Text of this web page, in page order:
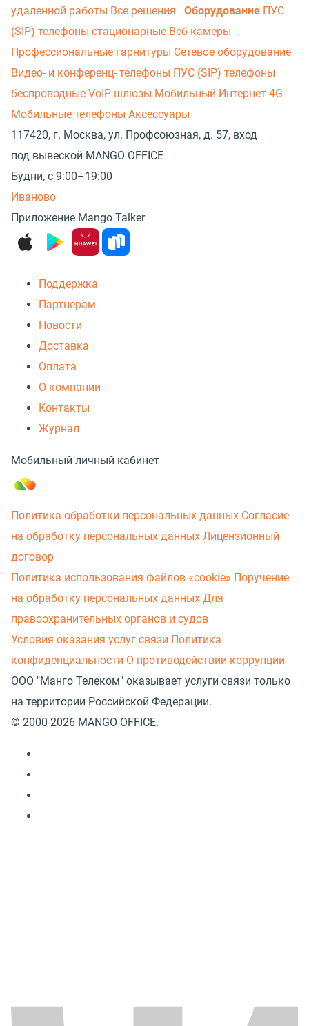
удаленной работы Все решения Оборудование ПУС
(SIP) телефоны стационарные Веб-камеры
Профессиональные гарнитуры Сетевое оборудование
Видео- и конференц- телефоны ПУС (SIP) телефоны
беспроводные VoIP шлюзы Мобильный Интернет 4G
Мобильные телефоны Аксессуары
117420, г. Москва, ул. Профсоюзная, д. 57, вход
под вывеской MANGO OFFICE
Будни, с 9:00–19:00
Иваново
Приложение Mango Talker
Поддержка
Партнерам
Новости
Доставка
Оплата
О компании
Контакты
Журнал
Мобильный личный кабинет
Политика обработки персональных данных Согласие
на обработку персональных данных Лицензионный
договор
Политика использования файлов «cookie» Поручение
на обработку персональных данных Для
правоохранительных органов и судов
Условия оказания услуг связи Политика
конфиденциальности О противодействии коррупции
ООО "Манго Телеком" оказывает услуги связи только
на территории Российской Федерации.
© 2000-2026 MANGO OFFICE.